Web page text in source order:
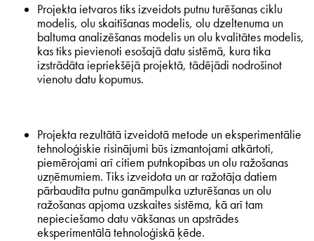
Projekta ietvaros tiks izveidots putnu turēšanas ciklu
modelis, olu skaitīšanas modelis, olu dzeltenuma un
baltuma analizēšanas modelis un olu kvalitātes modelis,
kas tiks pievienoti esošajā datu sistēmā, kura tika
izstrādāta iepriekšējā projektā, tādējādi nodrošinot
vienotu datu kopumus.
Projekta rezultātā izveidotā metode un eksperimentālie
tehnoloģiskie risinājumi būs izmantojami atkārtoti,
piemērojami arī citiem putnkopības un olu ražošanas
uzņēmumiem. Tiks izveidota un ar ražotāja datiem
pārbaudīta putnu ganāmpulka uzturēšanas un olu
ražošanas apjoma uzskaites sistēma, kā arī tam
nepieciešamo datu vākšanas un apstrādes
eksperimentālā tehnoloģiskā ķēde.